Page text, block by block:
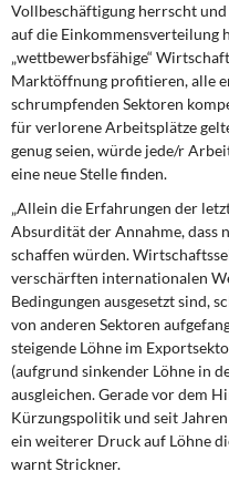
Vollbeschäftigung herrscht
auf die Einkommensverteilung
„wettbewerbsfähige“
Marktöffnung profitieren, alle
schrumpfenden Sektoren
für verlorene Arbeitsplätze
genug seien, würde jede/r
eine neue Stelle finden.
„Allein die Erfahrungen der
Absurdität der Annahme, dass
schaffen würden.
verschärften internationalen
Bedingungen ausgesetzt sind,
von anderen Sektoren
steigende Löhne im
(aufgrund sinkender Löhne in
ausgleichen. Gerade vor dem
Kürzungspolitik und seit
ein weiterer Druck auf Löhne
warnt Strickner.